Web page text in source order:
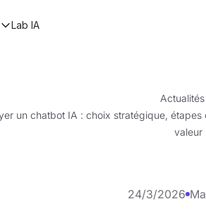
Lab IA
Actualités
un chatbot IA : choix stratégique,
valeur
24/3/2026